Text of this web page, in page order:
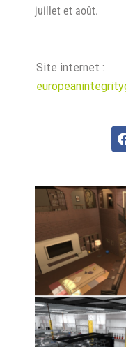
juillet et août.
Site internet :